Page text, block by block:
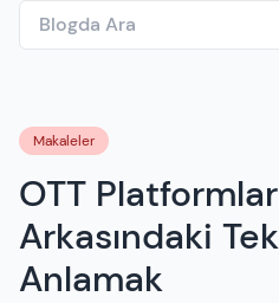
Makaleler
OTT
Arkasındaki
Anlamak